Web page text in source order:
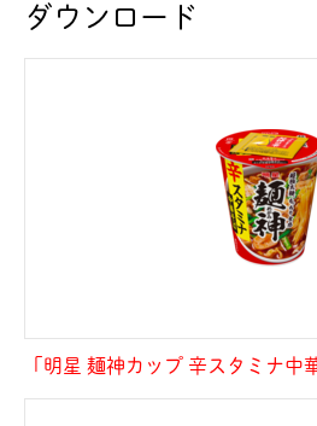
ダウンロード
「明星 麺神カップ 辛スタミナ